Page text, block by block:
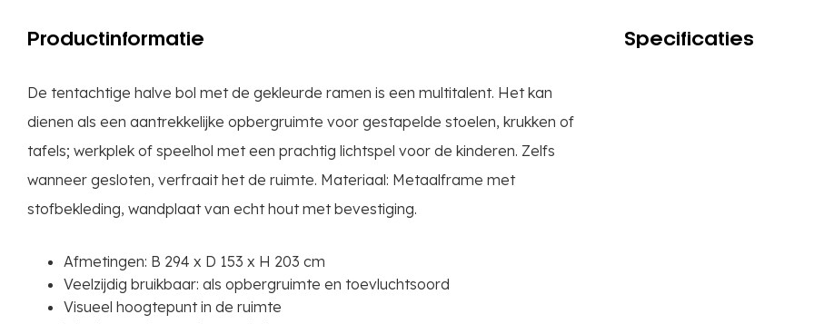
Productinformatie
De tentachtige halve bol met de gekleurde ramen is een multitalent. Het kan
dienen als een aantrekkelijke opbergruimte voor gestapelde stoelen, krukken of
tafels; werkplek of speelhol met een prachtig lichtspel voor de kinderen. Zelfs
wanneer gesloten, verfraait het de ruimte. Materiaal: Metaalframe met
stofbekleding, wandplaat van echt hout met bevestiging.
Afmetingen: B 294 x D 153 x H 203 cm
Veelzijdig bruikbaar: als opbergruimte en toevluchtsoord
Visueel hoogtepunt in de ruimte
Specificaties